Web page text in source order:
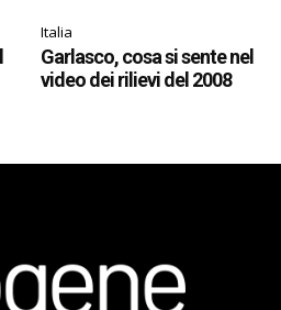
Italia
Garlasco, cosa si sente nel
video dei rilievi del 2008